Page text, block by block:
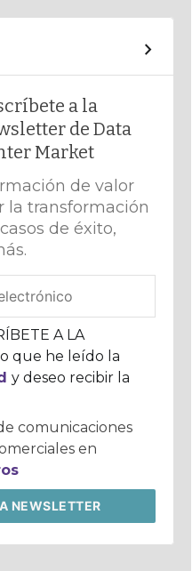
a la
de Data
Market
de valor
la transformación
de éxito,
A LA
que he leído la
y deseo recibir la
comunicaciones
en
NEWSLETTER